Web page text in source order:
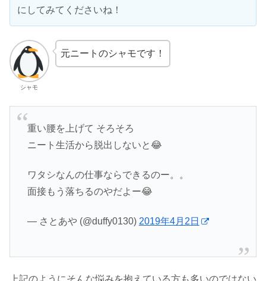
にしてみてくださいね！
シャモ
元ニートのシャモです！
重い腰を上げて そろそろ
ニート生活から脱出しないと😂
ワタシなんの仕事ならできるのー。。
面接もう落ちるのやだよー😂
— さとあや (@duffy0130) 2019年4月2日
上記のようにそんな悩みを抱えている方も多いのではない